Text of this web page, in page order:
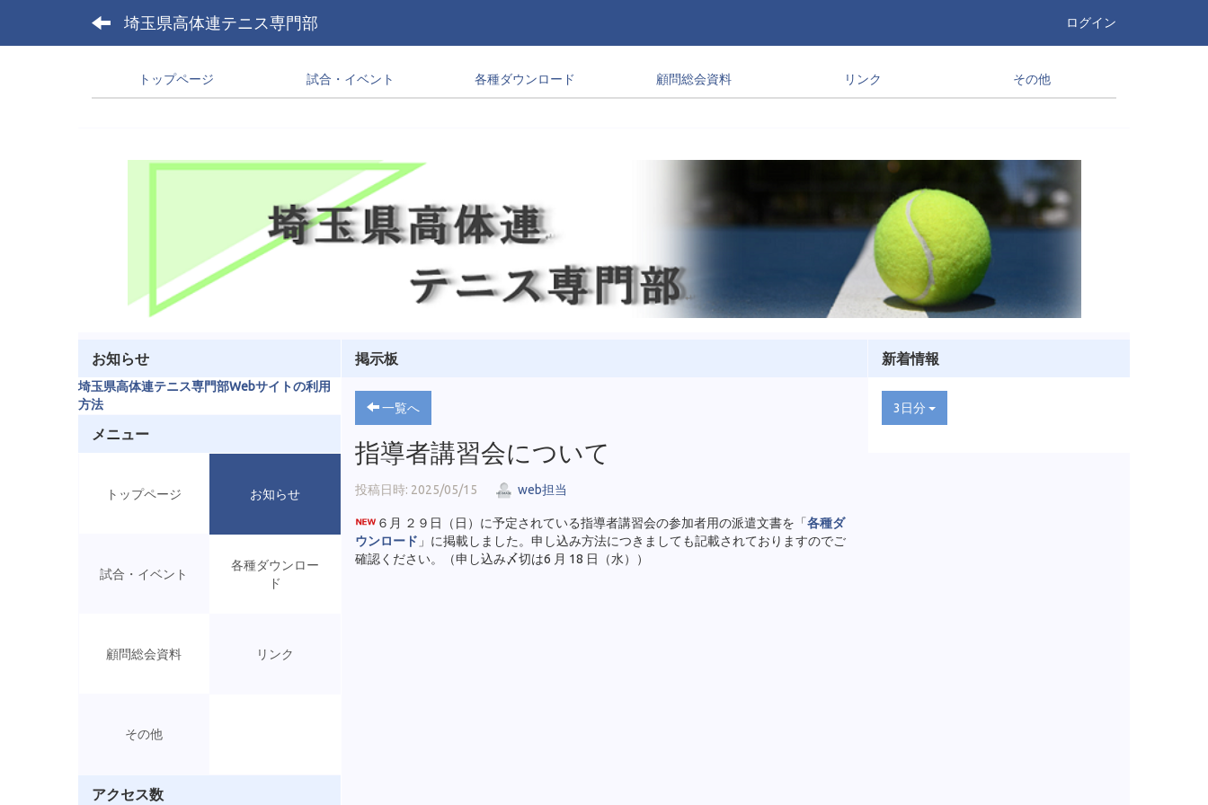
埼玉県高体連テニス専門部 ログイン
トップページ 試合・イベント 各種ダウンロード 顧問総会資料 リンク その他
掲示板
一覧へ
指導者講習会について
投稿日時: 2025/05/15 web担当
６月 ２９日（日）に予定されている指導者講習会の参加者用の派遣文書を「各種ダ
ウンロード 」に掲載しました。申し込み方法につきましても記載されておりますのでご
確認ください。（申し込み〆切は6 月 18 日（水））
お知らせ
埼玉県高体連テニス専門部Webサイトの利用
方法
メニュー
トップページ お知らせ
試合・イベント
各種ダウンロー
ド
顧問総会資料 リンク
その他
アクセス数
新着情報
3日分